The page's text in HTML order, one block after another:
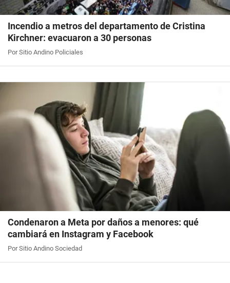
Incendio a metros del departamento de Cristina
Kirchner: evacuaron a 30 personas
Por Sitio Andino Policiales
Condenaron a Meta por daños a menores: qué
cambiará en Instagram y Facebook
Por Sitio Andino Sociedad